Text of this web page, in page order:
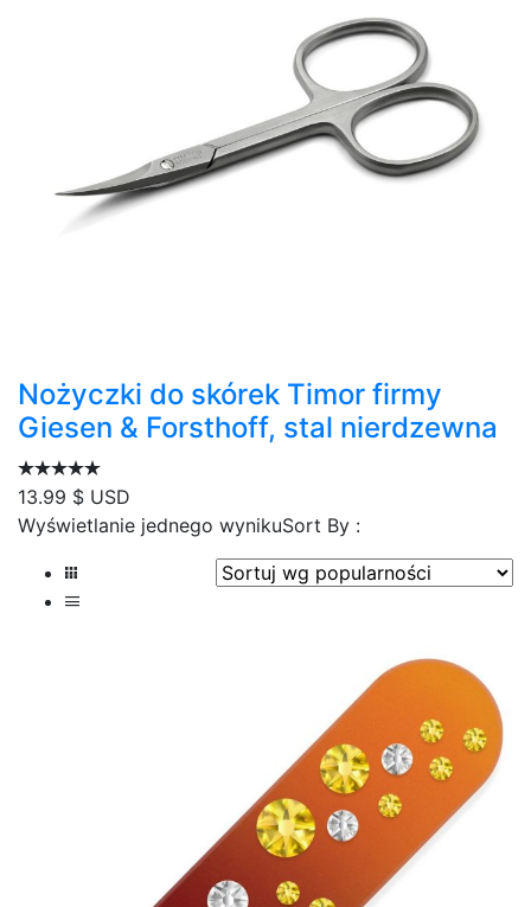
Nożyczki do skórek Timor firmy
Giesen & Forsthoff, stal nierdzewna
13.99 $ USD
Wyświetlanie jednego wynikuSort By :